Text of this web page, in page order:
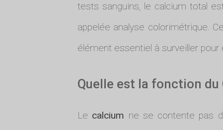
tests sanguins, le calcium total
appelée analyse colorimétrique.
élément essentiel à surveiller
Quelle est la fonction
Le calcium ne se contente pas